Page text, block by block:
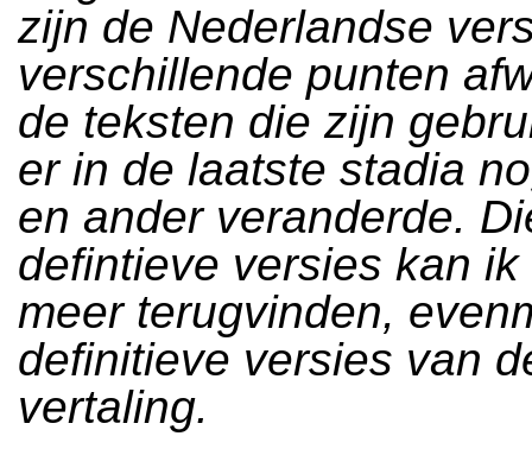
zijn de Nederlandse
verschillende punten
de teksten die zijn
er in de laatste stadia
en ander veranderde.
defintieve versies kan
meer terugvinden,
definitieve versies van
vertaling.